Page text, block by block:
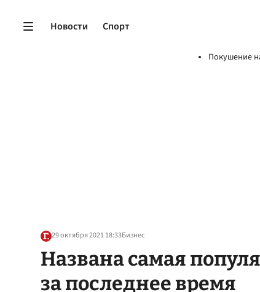
Новости Спорт
Покушение
29 октября 2021 18:33Бизнес
Названа самая
за последнее время